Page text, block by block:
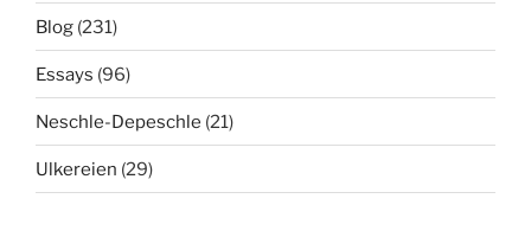
Blog (231)
Essays (96)
Neschle-Depeschle (21)
Ulkereien (29)